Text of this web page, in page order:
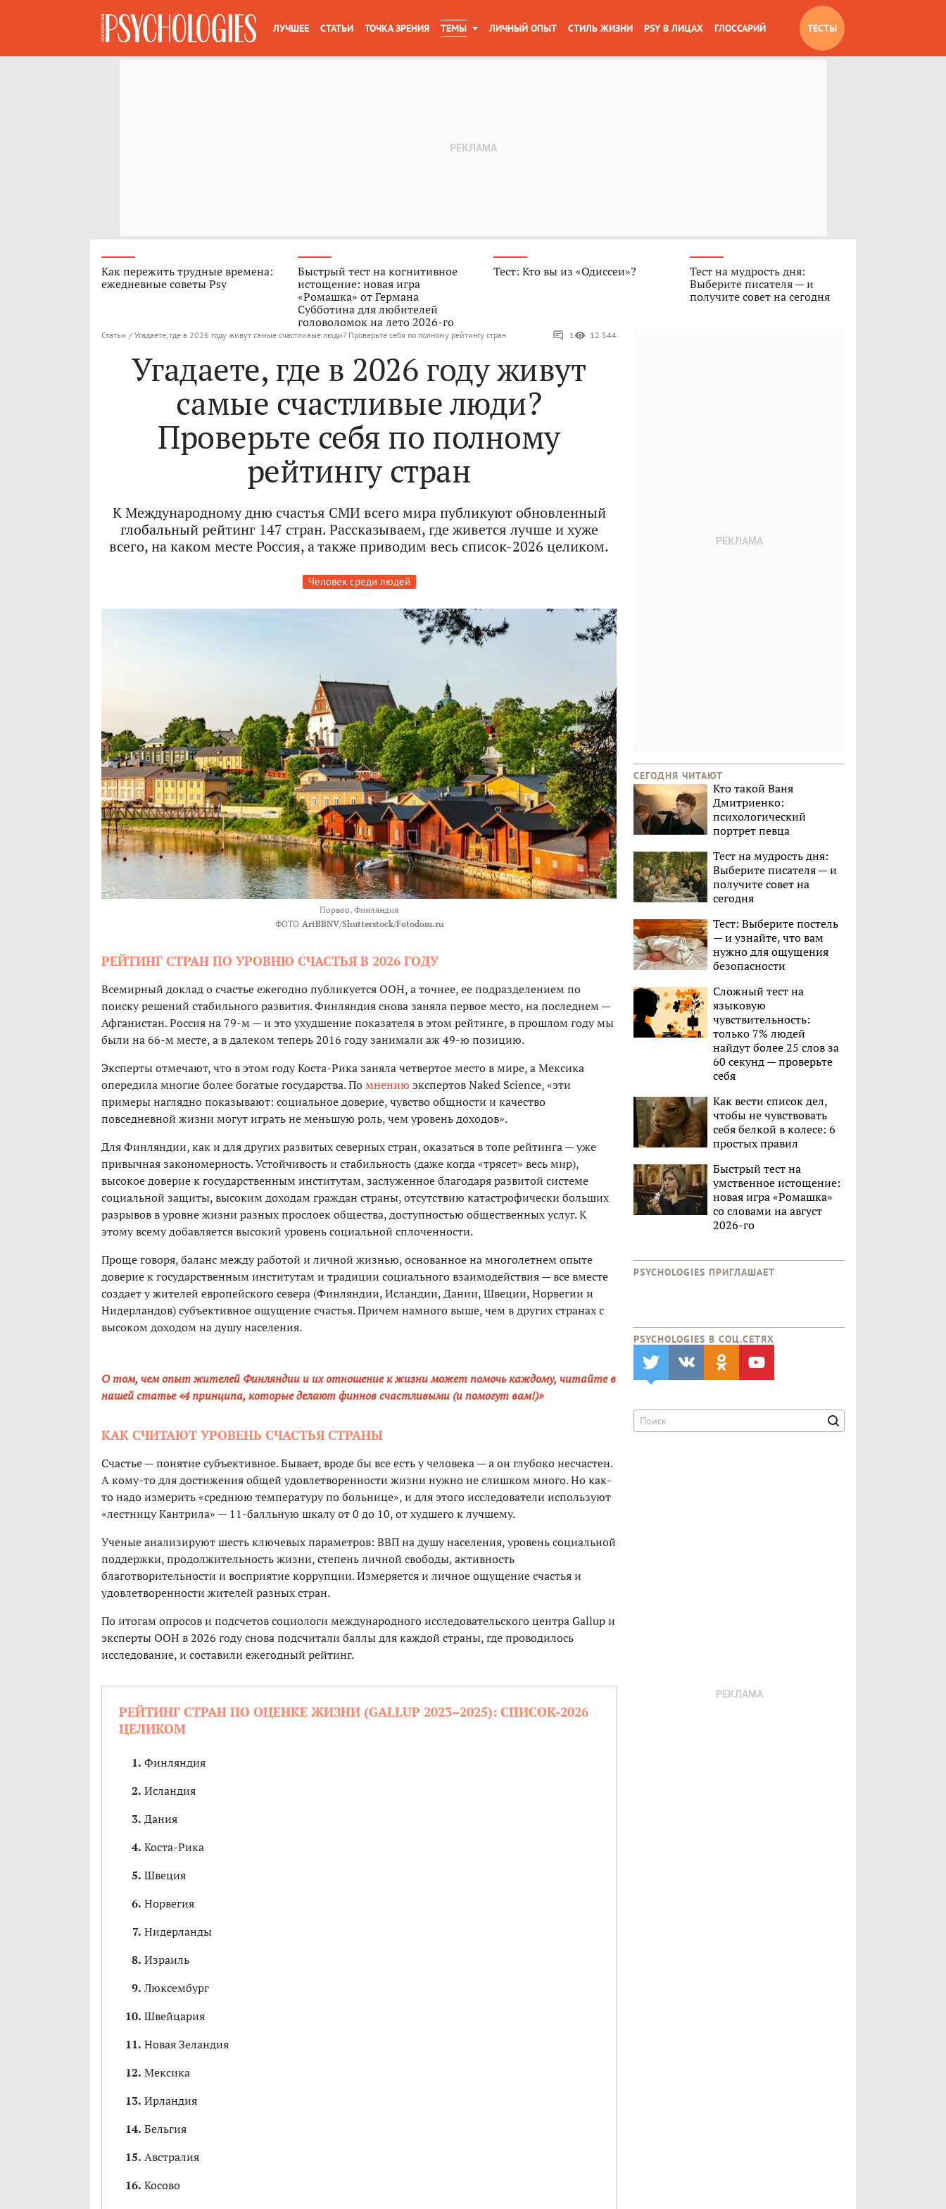
ЛУЧШЕЕ СТАТЬИ ТОЧКА ЗРЕНИЯ ТЕМЫ ЛИЧНЫЙ ОПЫТ СТИЛЬ ЖИЗНИ PSY В ЛИЦАХ ГЛОССАРИЙ ТЕСТЫ
Как пережить трудные времена:
ежедневные советы Psy
Быстрый тест на когнитивное
истощение: новая игра
«Ромашка» от Германа
Субботина для любителей
головоломок на лето 2026-го
Тест: Кто вы из «Одиссеи»?
Тест на мудрость дня:
Выберите писателя — и
получите совет на сегодня
Статьи / Угадаете, где в 2026 году живут самые счастливые люди? Проверьте себя по полному рейтингу стран 1 12 544
Угадаете, где в 2026 году живут
самые счастливые люди?
Проверьте себя по полному
рейтингу стран
К Международному дню счастья СМИ всего мира публикуют обновленный
глобальный рейтинг 147 стран. Рассказываем, где живется лучше и хуже
всего, на каком месте Россия, а также приводим весь список-2026 целиком.
Человек среди людей
Порвоо, Финляндия
ФОТО ArtBBNV/Shutterstock/Fotodom.ru
РЕЙТИНГ СТРАН ПО УРОВНЮ СЧАСТЬЯ В 2026 ГОДУ
Всемирный доклад о счастье ежегодно публикуется ООН, а точнее, ее подразделением по
поиску решений стабильного развития. Финляндия снова заняла первое место, на последнем —
Афганистан. Россия на 79-м — и это ухудшение показателя в этом рейтинге, в прошлом году мы
были на 66-м месте, а в далеком теперь 2016 году занимали аж 49-ю позицию.
Эксперты отмечают, что в этом году Коста-Рика заняла четвертое место в мире, а Мексика
опередила многие более богатые государства. Помнению экспертов Naked Science, «эти
примеры наглядно показывают: социальное доверие, чувство общности и качество
повседневной жизни могут играть не меньшую роль, чем уровень доходов».
Для Финляндии, как и для других развитых северных стран, оказаться в топе рейтинга — уже
привычная закономерность. Устойчивость и стабильность (даже когда «трясет» весь мир),
высокое доверие к государственным институтам, заслуженное благодаря развитой системе
социальной защиты, высоким доходам граждан страны, отсутствию катастрофически больших
разрывов в уровне жизни разных прослоек общества, доступностью общественных услуг. К
этому всему добавляется высокий уровень социальной сплоченности.
Проще говоря, баланс между работой и личной жизнью, основанное на многолетнем опыте
доверие к государственным институтам и традиции социального взаимодействия — все вместе
создает у жителей европейского севера (Финляндии, Исландии, Дании, Швеции, Норвегии и
Нидерландов) субъективное ощущение счастья. Причем намного выше, чем в других странах с
высоком доходом на душу населения.
О том, чем опыт жителей Финляндии и их отношение к жизни может помочь каждому, читайте в
нашей статье «4 принципа, которые делают финнов счастливыми (и помогут вам!)»
КАК СЧИТАЮТ УРОВЕНЬ СЧАСТЬЯ СТРАНЫ
Счастье — понятие субъективное. Бывает, вроде бы все есть у человека — а он глубоко несчастен.
А кому-то для достижения общей удовлетворенности жизни нужно не слишком много. Но как-
то надо измерить «среднюю температуру по больнице», и для этого исследователи используют
«лестницу Кантрила» — 11-балльную шкалу от 0 до 10, от худшего к лучшему.
Ученые анализируют шесть ключевых параметров: ВВП на душу населения, уровень социальной
поддержки, продолжительность жизни, степень личной свободы, активность
благотворительности и восприятие коррупции. Измеряется и личное ощущение счастья и
удовлетворенности жителей разных стран.
По итогам опросов и подсчетов социологи международного исследовательского центра Gallup и
эксперты ООН в 2026 году снова подсчитали баллы для каждой страны, где проводилось
исследование, и составили ежегодный рейтинг.
РЕЙТИНГ СТРАН ПО ОЦЕНКЕ ЖИЗНИ (GALLUP 2023–2025): СПИСОК-2026
ЦЕЛИКОМ
Финляндия
Исландия
Дания
Коста-Рика
Швеция
Норвегия
Нидерланды
Израиль
Люксембург
Швейцария
Новая Зеландия
Мексика
Ирландия
Бельгия
Австралия
Косово
СЕГОДНЯ ЧИТАЮТ
Кто такой Ваня
Дмитриенко:
психологический
портрет певца
Тест на мудрость дня:
Выберите писателя — и
получите совет на
сегодня
Тест: Выберите постель
— и узнайте, что вам
нужно для ощущения
безопасности
Сложный тест на
языковую
чувствительность:
только 7% людей
найдут более 25 слов за
60 секунд — проверьте
себя
Как вести список дел,
чтобы не чувствовать
себя белкой в колесе: 6
простых правил
Быстрый тест на
умственное истощение:
новая игра «Ромашка»
со словами на август
2026-го
PSYCHOLOGIES ПРИГЛАШАЕТ
PSYCHOLOGIES В CОЦ.СЕТЯХ